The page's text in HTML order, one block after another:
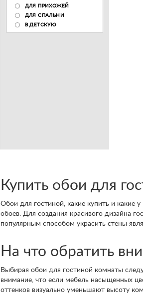
ДЛЯ ПРИХОЖЕЙ
ДЛЯ СПАЛЬНИ
В ДЕТСКУЮ
Купить обои для
Обои для гостиной, какие купить и какие
обоев. Для создания красивого дизайна
популярным способом украсить стены
На что обратить
Выбирая обои для гостиной комнаты
внимание, что если мебель насыщенных
оттенков визуально уменьшают высоту